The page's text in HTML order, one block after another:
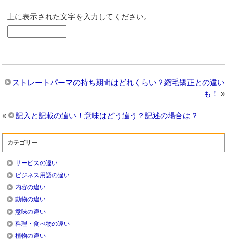
上に表示された文字を入力してください。
ストレートパーマの持ち期間はどれくらい？縮毛矯正との違い
も！ »
« 記入と記載の違い！意味はどう違う？記述の場合は？
カテゴリー
サービスの違い
ビジネス用語の違い
内容の違い
動物の違い
意味の違い
料理・食べ物の違い
植物の違い